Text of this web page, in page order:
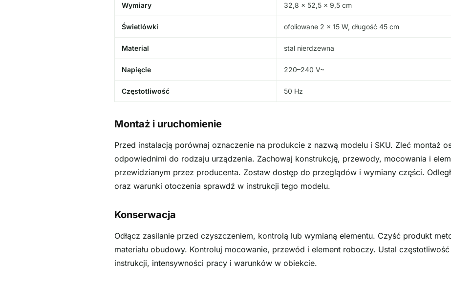
Wymiary 32,8 × 52,5 × 9,5 cm
Świetlówki ofoliowane 2 × 15 W, długość 45 cm
Material stal nierdzewna
Napięcie 220–240 V~
Częstotliwość 50 Hz
Montaż i uruchomienie
Przed instalacją porównaj oznaczenie na produkcie z nazwą modelu i SKU. Zleć montaż
odpowiednimi do rodzaju urządzenia. Zachowaj konstrukcję, przewody, mocowania i
przewidzianym przez producenta. Zostaw dostęp do przeglądów i wymiany części.
oraz warunki otoczenia sprawdź w instrukcji tego modelu.
Konserwacja
Odłącz zasilanie przed czyszczeniem, kontrolą lub wymianą elementu. Czyść produkt
materiału obudowy. Kontroluj mocowanie, przewód i element roboczy. Ustal
instrukcji, intensywności pracy i warunków w obiekcie.